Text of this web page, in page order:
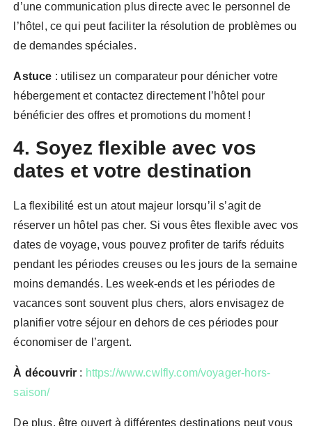
d’une communication plus directe avec le personnel de
l’hôtel, ce qui peut faciliter la résolution de problèmes ou
de demandes spéciales.
Astuce : utilisez un comparateur pour dénicher votre
hébergement et contactez directement l’hôtel pour
bénéficier des offres et promotions du moment !
4. Soyez flexible avec vos
dates et votre destination
La flexibilité est un atout majeur lorsqu’il s’agit de
réserver un hôtel pas cher. Si vous êtes flexible avec vos
dates de voyage, vous pouvez profiter de tarifs réduits
pendant les périodes creuses ou les jours de la semaine
moins demandés. Les week-ends et les périodes de
vacances sont souvent plus chers, alors envisagez de
planifier votre séjour en dehors de ces périodes pour
économiser de l’argent.
À découvrir : https://www.cwlfly.com/voyager-hors-
saison/
De plus, être ouvert à différentes destinations peut vous